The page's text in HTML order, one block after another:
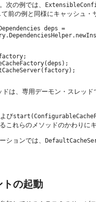
次の例では、
て前の例と同様にキャッシュ・
deps =
ドは、専用デーモン・スレッ
び
これらのメソッドのかわりに
ションでは、
トの起動